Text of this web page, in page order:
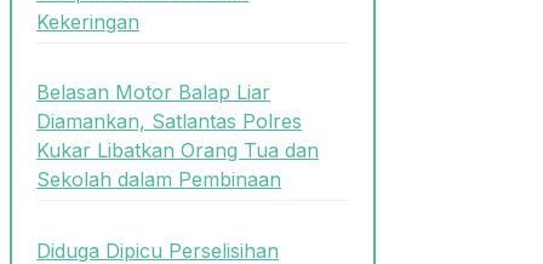
Kekeringan
Belasan Motor Balap Liar
Diamankan, Satlantas Polres
Kukar Libatkan Orang Tua dan
Sekolah dalam Pembinaan
Diduga Dipicu Perselisihan